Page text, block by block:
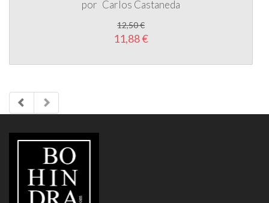
por Carlos Castaneda
12,50 €
11,88 €
LIBRERÍA
BOHINDRA